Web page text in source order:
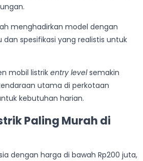
menghadirkan model dengan
spesifikasi yang realistis untuk
mobil listrik entry levelsemakin
utama di perkotaan
kebutuhan harian.
Paling Murah di
dengan harga di bawah Rp200 juta,